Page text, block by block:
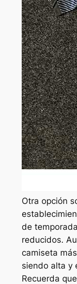
Otra opción
de
reducidos.
camiseta
siendo alta y
Recuerda